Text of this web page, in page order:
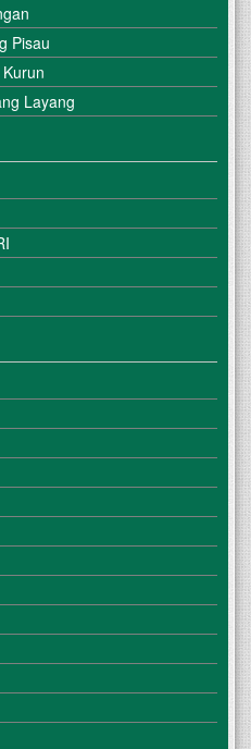
Pisau
Layang